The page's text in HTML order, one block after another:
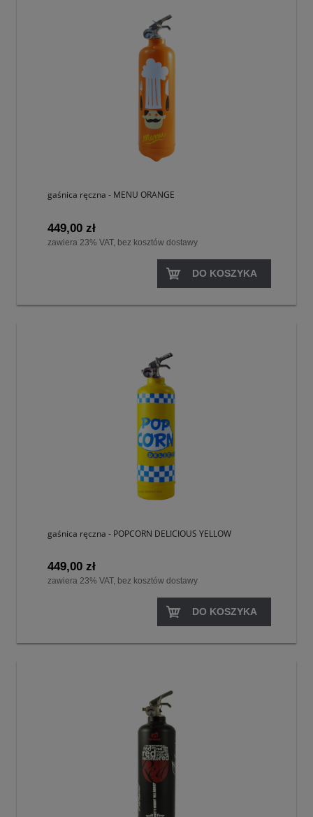
gaśnica ręczna - MENU ORANGE
449,00 zł
zawiera 23% VAT, bez kosztów dostawy
DO KOSZYKA
gaśnica ręczna - POPCORN DELICIOUS YELLOW
449,00 zł
zawiera 23% VAT, bez kosztów dostawy
DO KOSZYKA